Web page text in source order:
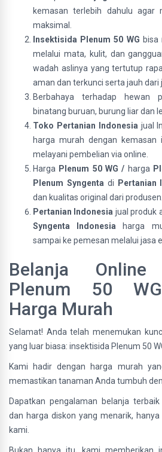
kemasan terlebih dahulu agar
maksimal.
Insektisida Plenum 50 WG bisa
melalui mata, kulit, dan
wadah aslinya yang tertutup
aman dan terkunci serta jauh dari
Berbahaya terhadap hewan
binatang buruan, burung liar dan
Toko Pertanian Indonesia jual
harga murah dengan
melayani pembelian via online.
Harga Plenum 50 WG / harga
Plenum Syngenta di Pertanian
dan kualitas original dari produsen.
Pertanian Indonesia jual produk
Syngenta Indonesia harga
sampai ke pemesan melalui jasa
Belanja Online
Plenum 50
Harga Murah
Selamat! Anda telah menemukan
yang luar biasa: insektisida Plenum 50
Kami hadir dengan harga murah
memastikan tanaman Anda tumbuh
Dapatkan pengalaman belanja
dan harga diskon yang menarik,
kami.